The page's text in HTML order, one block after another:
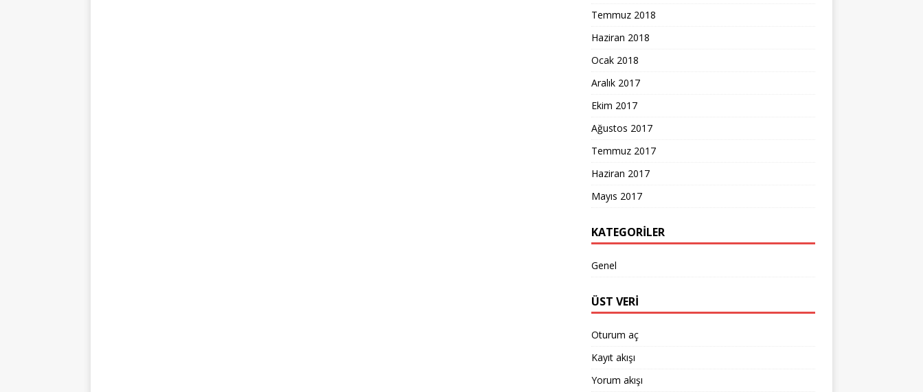
Temmuz 2018
Haziran 2018
Ocak 2018
Aralık 2017
Ekim 2017
Ağustos 2017
Temmuz 2017
Haziran 2017
Mayıs 2017
KATEGORILER
Genel
ÜST VERI
Oturum aç
Kayıt akışı
Yorum akışı